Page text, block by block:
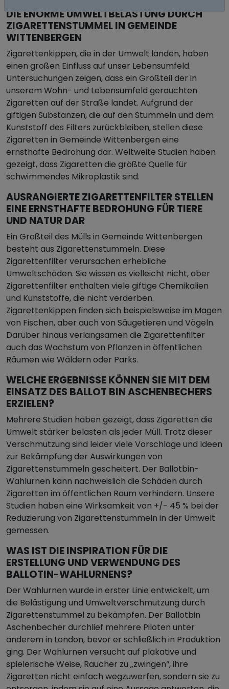
DIE ENORME UMWELTBELASTUNG DURCH
ZIGARETTENSTUMMEL IN GEMEINDE
WITTENBERGEN
Zigarettenkippen, die in der Umwelt landen, haben
einen großen Einfluss auf unser Lebensumfeld.
Untersuchungen zeigen, dass ein Großteil der in
unserem Wohn- und Lebensumfeld gerauchten
Zigaretten auf der Straße landet. Aufgrund der
giftigen Substanzen, die auf den Stummeln und dem
Kunststoff des Filters zurückbleiben, stellen diese
Zigaretten in Gemeinde Wittenbergen eine
ernsthafte Bedrohung dar. Weltweite Studien haben
gezeigt, dass Zigaretten die größte Quelle für
schwimmendes Mikroplastik sind.
AUSRANGIERTE ZIGARETTENFILTER STELLEN
EINE ERNSTHAFTE BEDROHUNG FÜR TIERE
UND NATUR DAR
Ein Großteil des Mülls in Gemeinde Wittenbergen
besteht aus Zigarettenstummeln. Diese
Zigarettenfilter verursachen erhebliche
Umweltschäden. Sie wissen es vielleicht nicht, aber
Zigarettenfilter enthalten viele giftige Chemikalien
und Kunststoffe, die nicht verderben.
Zigarettenkippen finden sich beispielsweise im Magen
von Fischen, aber auch von Säugetieren und Vögeln.
Darüber hinaus verlangsamen die Zigarettenfilter
auch das Wachstum von Pflanzen in öffentlichen
Räumen wie Wäldern oder Parks.
WELCHE ERGEBNISSE KÖNNEN SIE MIT DEM
EINSATZ DES BALLOT BIN ASCHENBECHERS
ERZIELEN?
Mehrere Studien haben gezeigt, dass Zigaretten die
Umwelt stärker belasten als jeder Müll. Trotz dieser
Verschmutzung sind leider viele Vorschläge und Ideen
zur Bekämpfung der Auswirkungen von
Zigarettenstummeln gescheitert. Der Ballotbin-
Wahlurnen kann nachweislich die Schäden durch
Zigaretten im öffentlichen Raum verhindern. Unsere
Studien haben eine Wirksamkeit von +/- 45 % bei der
Reduzierung von Zigarettenstummeln in der Umwelt
gemessen.
WAS IST DIE INSPIRATION FÜR DIE
ERSTELLUNG UND VERWENDUNG DES
BALLOTIN-WAHLURNENS?
Der Wahlurnen wurde in erster Linie entwickelt, um
die Belästigung und Umweltverschmutzung durch
Zigarettenstummel zu bekämpfen. Der Ballotbin
Aschenbecher durchlief mehrere Piloten unter
anderem in London, bevor er schließlich in Produktion
ging. Der Wahlurnen versucht auf plakative und
spielerische Weise, Raucher zu „zwingen“, ihre
Zigaretten nicht einfach wegzuwerfen, sondern sie zu